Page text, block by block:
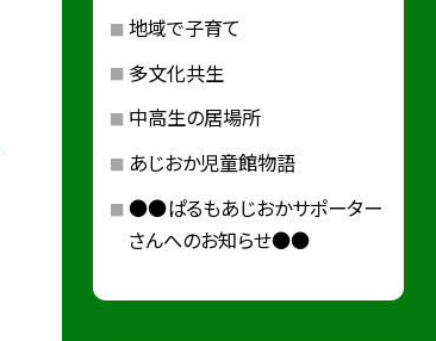
地域で子育て
多文化共生
中高生の居場所
あじおか児童館物語
●●ぱるもあじおかサポーター
さんへのお知らせ●●